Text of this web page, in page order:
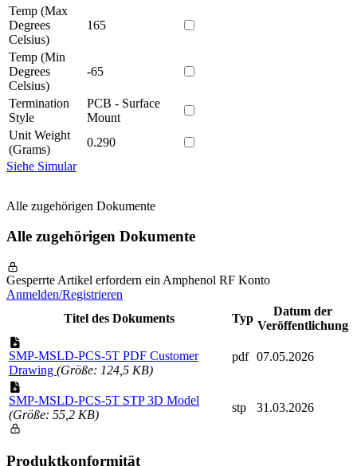
Temp (Max
Degrees
Celsius)
165
Temp (Min
Degrees
Celsius)
-65
Termination
Style
PCB - Surface
Mount
Unit Weight
(Grams)
0.290
Siehe Simular
Alle zugehörigen Dokumente
Alle zugehörigen Dokumente
Gesperrte Artikel erfordern ein Amphenol RF Konto
Anmelden/Registrieren
Titel des Dokuments
Typ
Datum der
Veröffentlichung
SMP-MSLD-PCS-5T PDF Customer
Drawing (Größe: 124,5 KB)
pdf 07.05.2026
SMP-MSLD-PCS-5T STP 3D Model
(Größe: 55,2 KB)
stp 31.03.2026
Produktkonformität